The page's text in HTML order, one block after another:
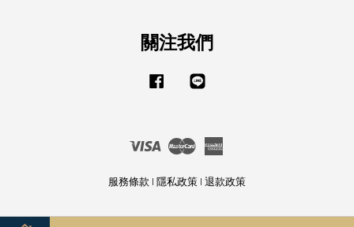
關注我們
Facebook
Visa Master
服務條款 | 隱私政策 | 退款政策